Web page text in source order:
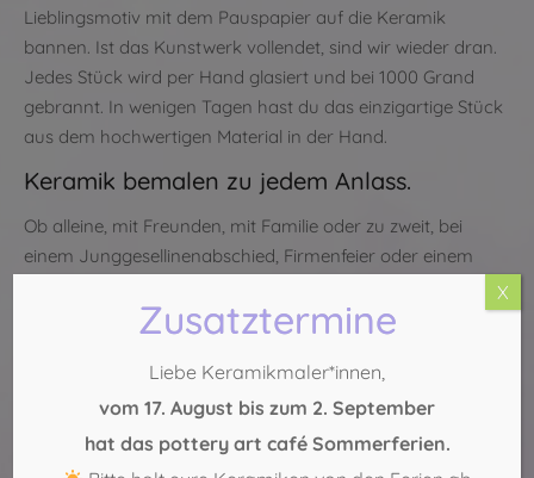
Lieblingsmotiv mit dem Pauspapier auf die Keramik
bannen. Ist das Kunstwerk vollendet, sind wir wieder dran.
Jedes Stück wird per Hand glasiert und bei 1000 Grand
gebrannt. In wenigen Tagen hast du das einzigartige Stück
aus dem hochwertigen Material in der Hand.
Keramik bemalen zu jedem Anlass.
Ob alleine, mit Freunden, mit Familie oder zu zweit, bei
einem Junggesellinenabschied, Firmenfeier oder einem
Keramik selbst bemalenmacht immer entspannt,
Probiere es selbst!
Jetzt freie Zeiten anfragen
0221 – 29 888 554
Zusatztermine
Liebe Keramikmaler*innen,
vom 17. August bis zum 2. September
hat das pottery art café Sommerferien.
X